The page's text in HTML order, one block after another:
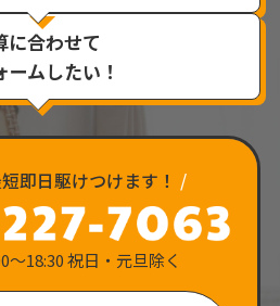
に合わせて
ームしたい！
即日駆けつけます！ /
〜18:30 祝日・元旦除く